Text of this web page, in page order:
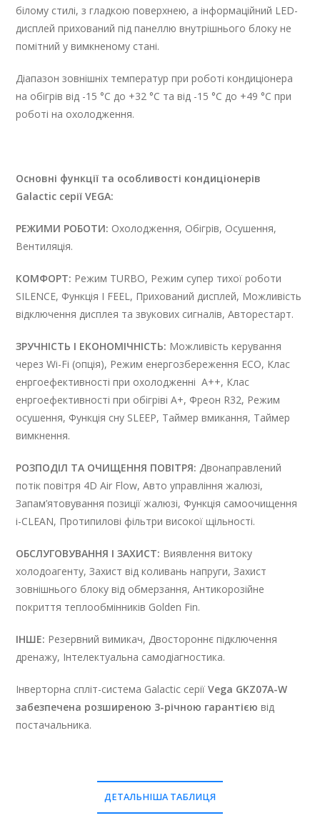
білому стилі, з гладкою поверхнею, а інформаційний LED-
дисплей прихований під панеллю внутрішнього блоку не
помітний у вимкненому стані.
Діапазон зовнішніх температур при роботі кондиціонера
на обігрів від -15 °C до +32 °C та від -15 °C до +49 °C при
роботі на охолодження.
Основні функції та особливості кондиціонерів
Galactic серії VEGA:
РЕЖИМИ РОБОТИ: Охолодження, Обігрів, Осушення,
Вентиляція.
КОМФОРТ: Режим TURBO, Режим супер тихої роботи
SILENCE, Функція I FEEL, Прихований дисплей, Можливість
відключення дисплея та звукових сигналів, Авторестарт.
ЗРУЧНІСТЬ І ЕКОНОМІЧНІСТЬ: Можливість керування
через Wi-Fi (опція), Режим енергозбереження ECO, Клас
енргоефективності при охолодженні А++, Клас
енргоефективності при обігріві А+, Фреон R32, Режим
осушення, Функція сну SLEEP, Таймер вмикання, Таймер
вимкнення.
РОЗПОДІЛ ТА ОЧИЩЕННЯ ПОВІТРЯ: Двонаправлений
потік повітря 4D Air Flow, Авто управління жалюзі,
Запам’ятовування позиції жалюзі, Функція самоочищення
i-CLEAN, Протипилові фільтри високої щільності.
ОБСЛУГОВУВАННЯ І ЗАХИСТ: Виявлення витоку
холодоагенту, Захист від коливань напруги, Захист
зовнішнього блоку від обмерзання, Антикорозійне
покриття теплообмінників Golden Fin.
ІНШЕ: Резервний вимикач, Двостороннє підключення
дренажу, Інтелектуальна самодіагностика.
Інверторна спліт-система Galactic серіїVega GKZ07A-W
забезпечена розширеною 3-річною гарантією від
постачальника.
ДЕТАЛЬНІША ТАБЛИЦЯ